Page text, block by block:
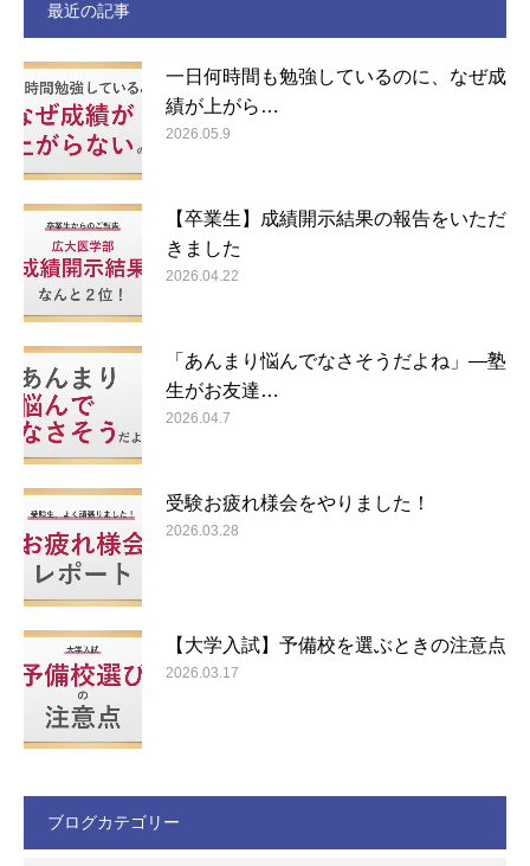
最近の記事
一日何時間も勉強しているのに、なぜ成
績が上がら…
2026.05.9
【卒業生】成績開示結果の報告をいただ
きました
2026.04.22
「あんまり悩んでなさそうだよね」―塾
生がお友達…
2026.04.7
受験お疲れ様会をやりました！
2026.03.28
【大学入試】予備校を選ぶときの注意点
2026.03.17
ブログカテゴリー